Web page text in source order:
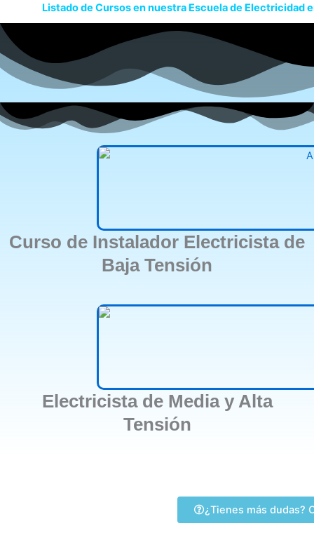
Listado de Cursos en nuestra Escuela de Electricidad
Curso de Instalador Electricista de
Baja Tensión
Electricista de Media y Alta
Tensión
¿Tienes más dudas?